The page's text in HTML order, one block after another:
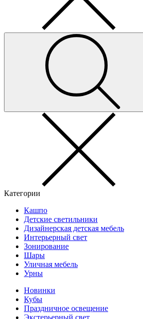
Категории
Кашпо
Детские светильники
Дизайнерская детская мебель
Интерьерный свет
Зонирование
Шары
Уличная мебель
Урны
Новинки
Кубы
Праздничное освещение
Экстерьерный свет